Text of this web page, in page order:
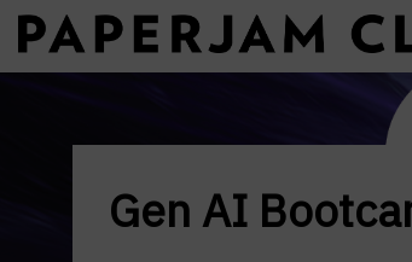
Gen AI